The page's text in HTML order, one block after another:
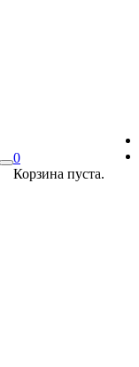
0
Корзина пуста.